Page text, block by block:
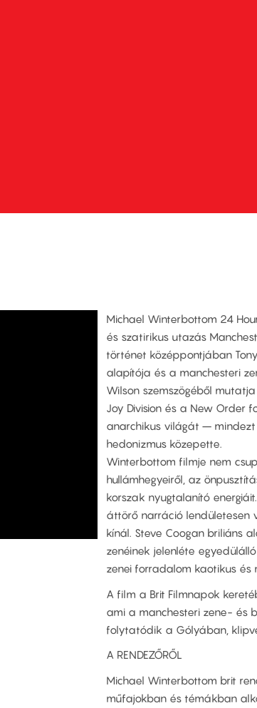
Michael Winterbottom 24
és szatirikus utazás
történet középpontjában
alapítója és a manchesteri
Wilson szemszögéből
Joy Division és a New Order
anarchikus világát –
hedonizmus közepette.
Winterbottom filmje nem
hullámhegyeiről, az
korszak nyugtalanító
áttörő narráció lendületesen
kínál. Steve Coogan briliáns
zenéinek jelenléte
zenei forradalom kaotikus és
A film a Brit Filmnapok
ami a manchesteri zene- és
folytatódik a Gólyában,
A RENDEZŐRŐL
Michael Winterbottom brit
műfajokban és témákban